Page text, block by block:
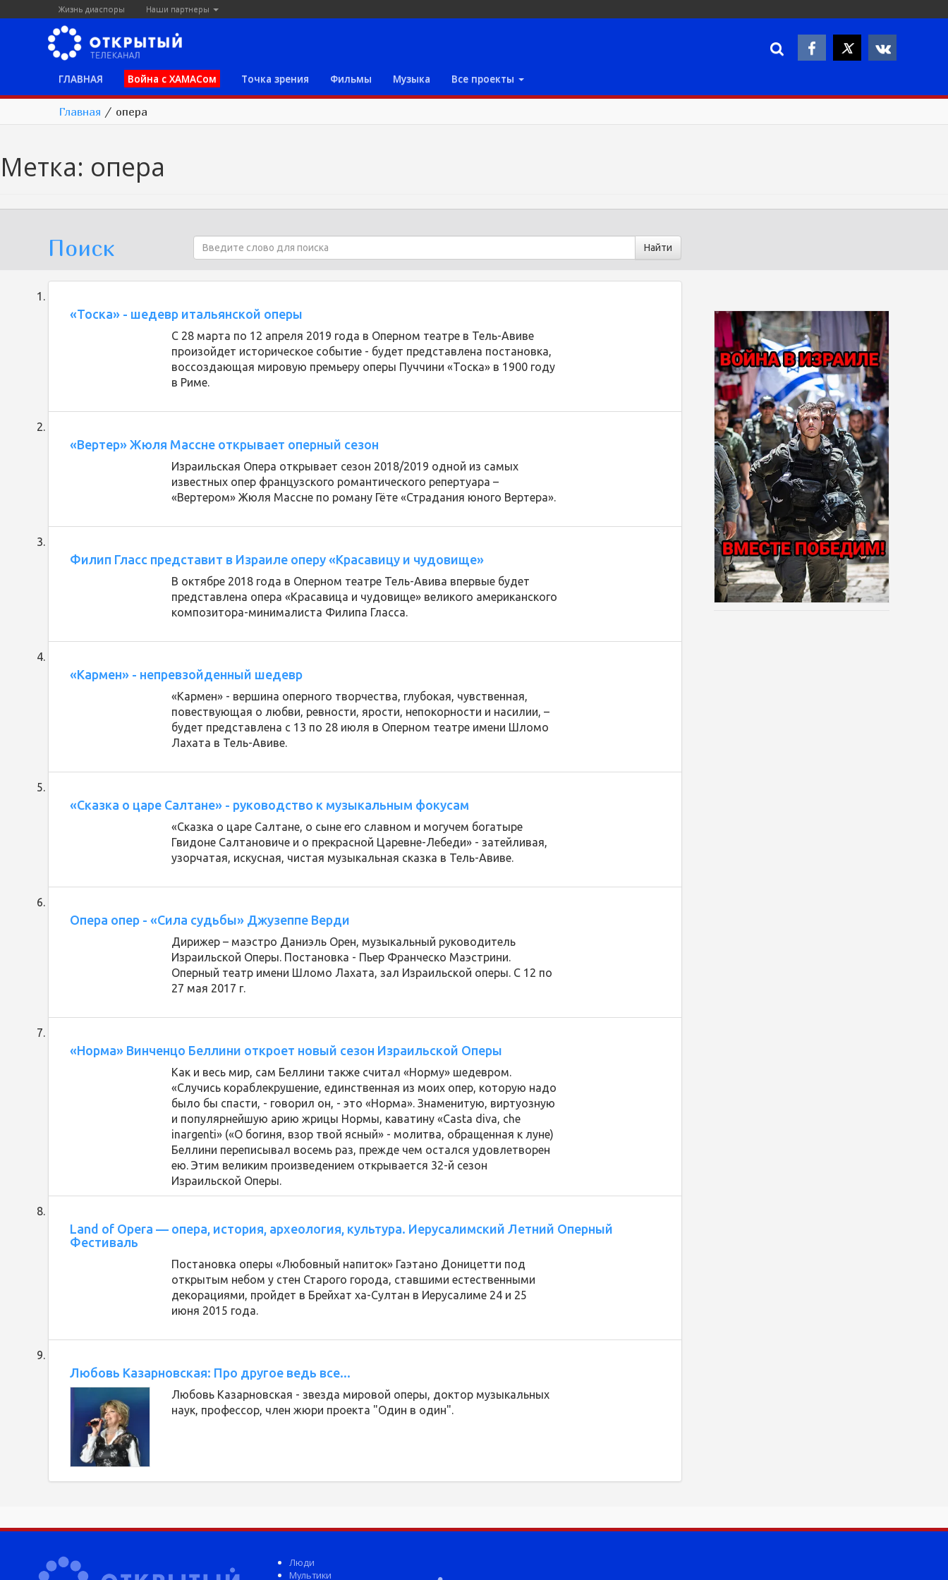
Жизнь диаспоры Наши партнеры
ГЛАВНАЯ Война с ХАМАСом Точка зрения Фильмы Музыка Все проекты
Главная / опера
Метка: опера
Поиск
«Тоска» - шедевр итальянской оперы
С 28 марта по 12 апреля 2019 года в Оперном театре в Тель-Авиве
произойдет историческое событие - будет представлена постановка,
воссоздающая мировую премьеру оперы Пуччини «Тоска» в 1900 году
в Риме.
«Вертер» Жюля Массне открывает оперный сезон
Израильская Опера открывает сезон 2018/2019 одной из самых
известных опер французского романтического репертуара –
«Вертером» Жюля Массне по роману Гёте «Страдания юного Вертера».
Филип Гласс представит в Израиле оперу «Красавицу и чудовище»
В октябре 2018 года в Оперном театре Тель-Авива впервые будет
представлена опера «Красавица и чудовище» великого американского
композитора-минималиста Филипа Гласса.
«Кармен» - непревзойденный шедевр
«Кармен» - вершина оперного творчества, глубокая, чувственная,
повествующая о любви, ревности, ярости, непокорности и насилии, –
будет представлена с 13 по 28 июля в Оперном театре имени Шломо
Лахата в Тель-Авиве.
«Сказка о царе Салтане» - руководство к музыкальным фокусам
«Сказка о царе Салтане, о сыне его славном и могучем богатыре
Гвидоне Салтановиче и о прекрасной Царевне-Лебеди» - затейливая,
узорчатая, искусная, чистая музыкальная сказка в Тель-Авиве.
Опера опер - «Сила судьбы» Джузеппе Верди
Дирижер – маэстро Даниэль Орен, музыкальный руководитель
Израильской Оперы. Постановка - Пьер Франческо Маэстрини.
Оперный театр имени Шломо Лахата, зал Израильской оперы. С 12 по
27 мая 2017 г.
«Норма» Винченцо Беллини откроет новый сезон Израильской Оперы
Как и весь мир, сам Беллини также считал «Норму» шедевром.
«Случись кораблекрушение, единственная из моих опер, которую надо
было бы спасти, - говорил он, - это «Норма». Знаменитую, виртуозную
и популярнейшую арию жрицы Нормы, каватину «Casta diva, che
inargenti» («О богиня, взор твой ясный» - молитва, обращенная к луне)
Беллини переписывал восемь раз, прежде чем остался удовлетворен
ею. Этим великим произведением открывается 32-й сезон
Израильской Оперы.
Land of Opera — опера, история, археология, культура. Иерусалимский Летний Оперный
Фестиваль
Постановка оперы «Любовный напиток» Гаэтано Доницетти под
открытым небом у стен Старого города, ставшими естественными
декорациями, пройдет в Брейхат ха-Султан в Иерусалиме 24 и 25
июня 2015 года.
Любовь Казарновская: Про другое ведь все...
Любовь Казарновская - звезда мировой оперы, доктор музыкальных
наук, профессор, член жюри проекта "Один в один".
Люди
Мультики